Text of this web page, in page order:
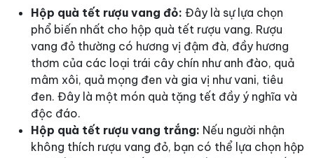
Hộp quà tết rượu vang đỏ: Đây là sự lựa chọn
phổ biến nhất cho hộp quà tết rượu vang. Rượu
vang đỏ thường có hương vị đậm đà, đầy hương
thơm của các loại trái cây chín như anh đào, quả
mâm xôi, quả mọng đen và gia vị như vani, tiêu
đen. Đây là một món quà tặng tết đầy ý nghĩa và
độc đáo.
Hộp quà tết rượu vang trắng: Nếu người nhận
không thích rượu vang đỏ, bạn có thể lựa chọn hộp